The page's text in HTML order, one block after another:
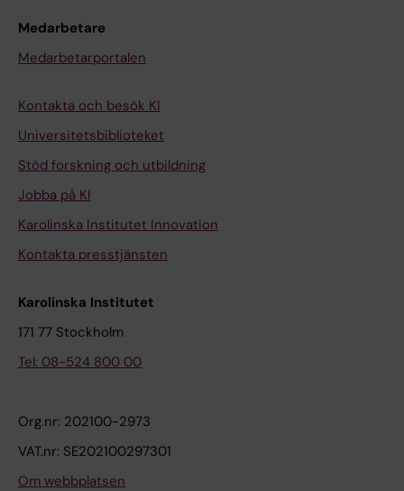
Medarbetare
Medarbetarportalen
Kontakta och besök KI
Universitetsbiblioteket
Stöd forskning och utbildning
Jobba på KI
Karolinska Institutet Innovation
Kontakta presstjänsten
Karolinska Institutet
171 77 Stockholm
Tel: 08-524 800 00
Org.nr: 202100-2973
VAT.nr: SE202100297301
Om webbplatsen